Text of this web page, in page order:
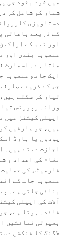
میں خود بخود جی
شمار کو شامل کر
دستاویزی
کے ذریعے باغاتی
اور ٹیم کے
منصوبہ بندی اور
ملتا ہے۔ اسمارٹ
ایک جامع منصوبہ
جس کے ذریعے
تیار کر سکتے
ورانہ رپورٹس
ایپلی کیشنز میں
ہیں، جو صارفین
پودوں یا ہارڈ
اجازت دیتے ہیں۔
نظام کی اعداد و
فارمیٹس کی
منصوبہ جات کے
بنائی جاتی ہے۔
آلات کی ایپلی
فائدہ ہوتا ہے،
بصیرتی نمائشیں
لاگنگ کا فنکشن